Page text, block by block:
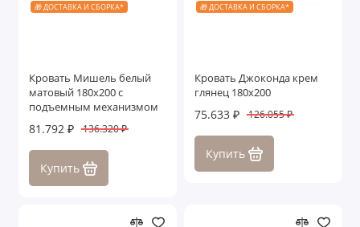
🎁 ДОСТАВКА И СБОРКА*
Кровать Мишель белый
матовый 180х200 с
подъемным механизмом
81.792 ₽ 136.320 ₽
Купить
🎁 ДОСТАВКА И СБОРКА*
Кровать Джоконда крем
глянец 180х200
75.633 ₽ 126.055 ₽
Купить